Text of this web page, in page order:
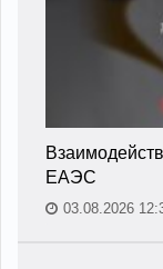
ЕАЭС
03.08.2026